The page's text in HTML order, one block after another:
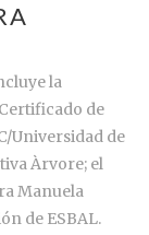
la
de
Universidad de
Àrvore; el
Manuela
de ESBAL.